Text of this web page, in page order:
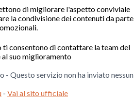
di migliorare l'aspetto conviviale
la condivisione dei contenuti da parte
ti consentono di contattare la team del
suo miglioramento
- Questo servizio non ha inviato nessun
- Vai al sito ufficiale